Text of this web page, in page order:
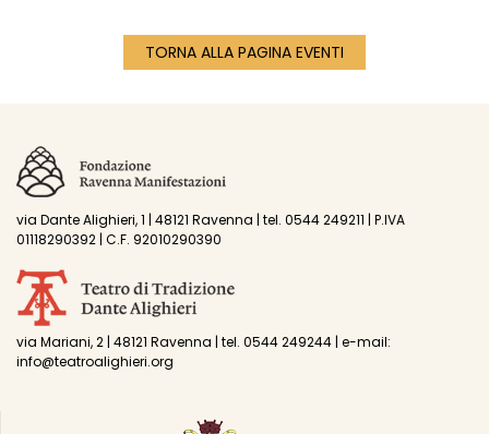
TORNA ALLA PAGINA EVENTI
via Dante Alighieri, 1 | 48121 Ravenna | tel. 0544 249211 | P.IVA
01118290392 | C.F. 92010290390
via Mariani, 2 | 48121 Ravenna | tel. 0544 249244 | e-mail:
info@teatroalighieri.org